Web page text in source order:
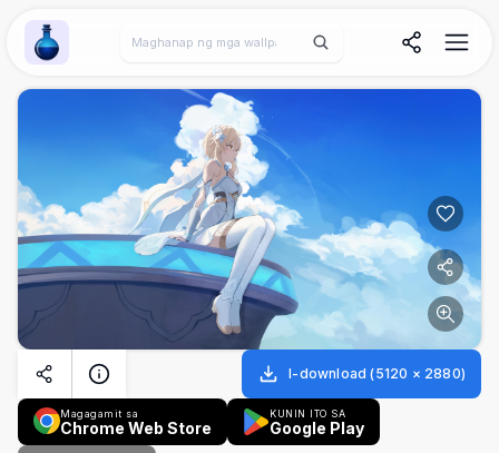
Wallpaper Alchemy
I-download (5120 × 2880)
Magagamit sa
Chrome Web Store
KUNIN ITO SA
Google Play